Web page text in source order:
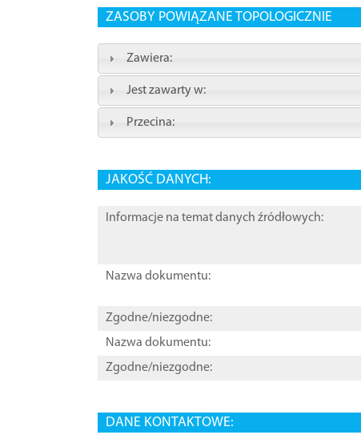
ZASOBY POWIĄZANE TOPOLOGICZNIE
Zawiera:
Jest zawarty w:
Przecina:
JAKOŚĆ DANYCH:
Informacje na temat danych źródłowych:
Nazwa dokumentu:
Zgodne/niezgodne:
Nazwa dokumentu:
Zgodne/niezgodne:
DANE KONTAKTOWE: